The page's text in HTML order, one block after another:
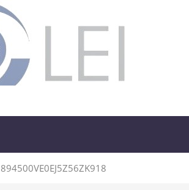
894500VE0EJ5Z56ZK918